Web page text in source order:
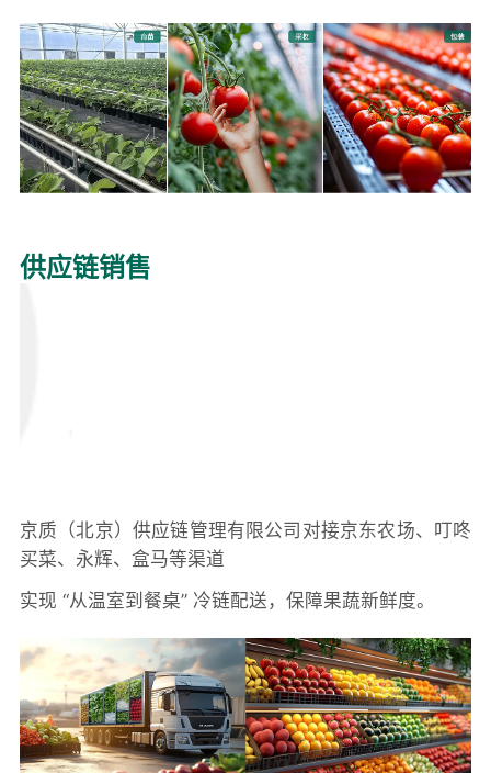
供应链销售
京质（北京）供应链管理有限公司对接京东农场、叮咚
买菜、永辉、盒马等渠道
实现 “从温室到餐桌” 冷链配送，保障果蔬新鲜度。